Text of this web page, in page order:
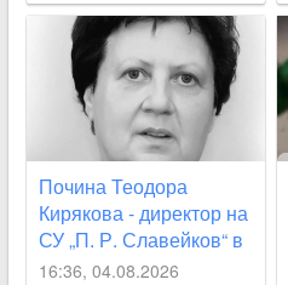
Почина Теодора
Кирякова - директор на
СУ „П. Р. Славейков“ в
Кричим
16:36, 04.08.2026